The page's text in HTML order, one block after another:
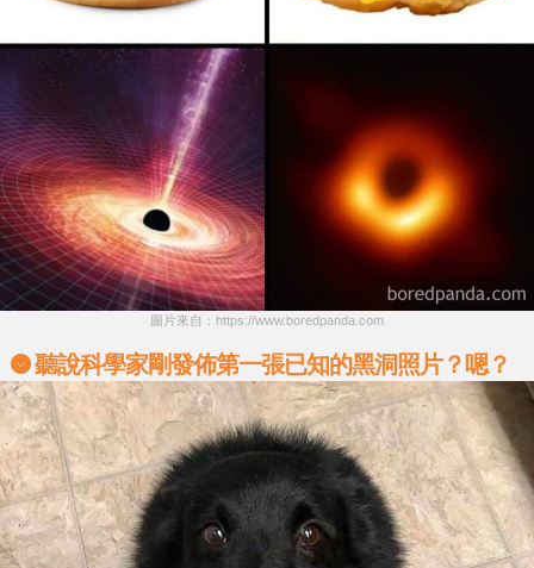
圖片來自：https://www.boredpanda.com
聽說科學家剛發佈第一張已知的黑洞照片？嗯？